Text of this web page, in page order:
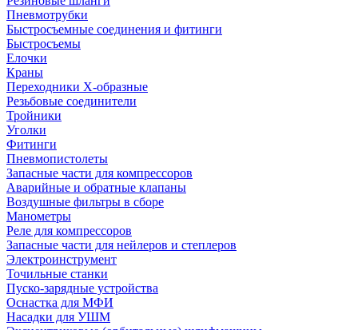
Пневмотрубки
Быстросъемные соединения и фитинги
Быстросъемы
Елочки
Краны
Переходники Х-образные
Резьбовые соединители
Тройники
Уголки
Фитинги
Пневмопистолеты
Запасные части для компрессоров
Аварийные и обратные клапаны
Воздушные фильтры в сборе
Манометры
Реле для компрессоров
Запасные части для нейлеров и степлеров
Электроинструмент
Точильные станки
Пуско-зарядные устройства
Оснастка для МФИ
Насадки для УШМ